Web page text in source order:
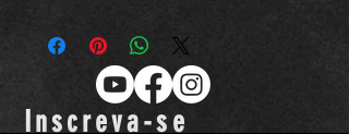
Inscreva-se